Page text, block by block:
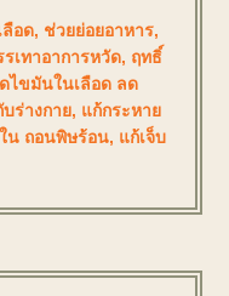
ลือด, ช่วยย่อยอาหาร,
เทาอาการหวัด, ฤทธิ์
ไขมันในเลือด ลด
ร่างกาย, แก้กระหาย
น ถอนพิษร้อน, แก้เจ็บ